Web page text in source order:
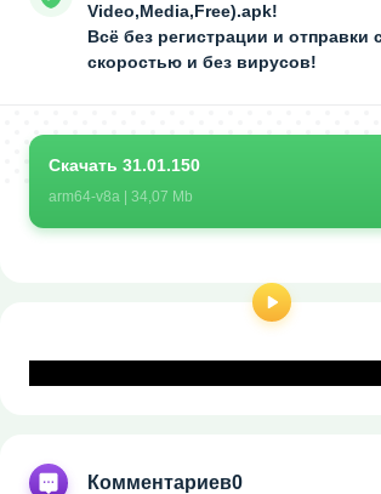
Video,Media,Free).apk!
Всё без регистрации и
скоростью и без вирусов!
Скачать 31.01.150
arm64-v8a | 34,07 Mb
Комментариев0